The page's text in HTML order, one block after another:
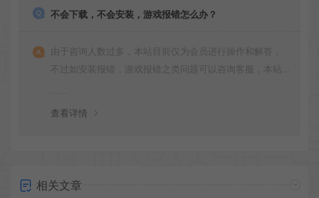
不会下载，不会安装，游戏报错怎么办？
由于咨询人数过多，本站目前仅为会员进行操作和解答，
不过如安装报错，游戏报错之类问题可以咨询客服，本站
查看详情
相关文章